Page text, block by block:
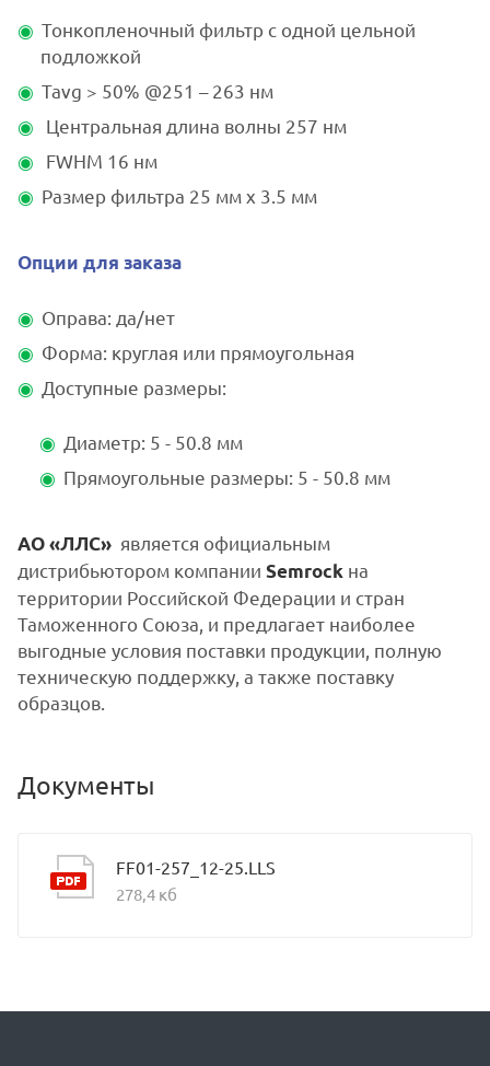
Тонкопленочный фильтр с одной цельной
подложкой
Tavg > 50% @251 – 263 нм
Центральная длина волны 257 нм
FWHM 16 нм
Размер фильтра 25 мм x 3.5 мм
Опции для заказа
Оправа: да/нет
Форма: круглая или прямоугольная
Доступные размеры:
Диаметр: 5 - 50.8 мм
Прямоугольные размеры: 5 - 50.8 мм
АО «ЛЛС» является официальным
дистрибьютором компании Semrock на
территории Российской Федерации и стран
Таможенного Союза, и предлагает наиболее
выгодные условия поставки продукции, полную
техническую поддержку, а также поставку
образцов.
Документы
FF01-257_12-25.LLS
278,4 кб